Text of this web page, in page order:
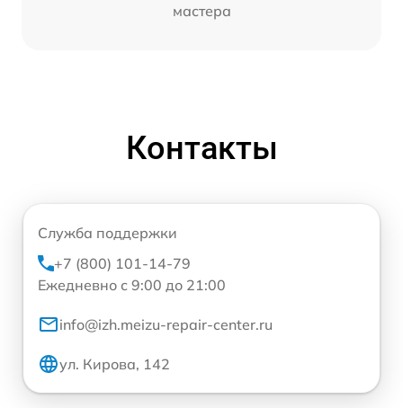
мастера
Контакты
Служба поддержки
+7 (800) 101-14-79
Ежедневно с 9:00 до 21:00
info@izh.meizu-repair-center.ru
ул. Кирова, 142